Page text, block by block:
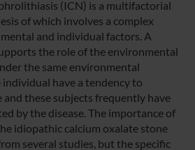
(ICN) is a multifactorial
of which involves a complex
and individual factors. A
the role of the environmental
the same environmental
have a tendency to
and these subjects frequently have
by the disease. The importance of
idiopathic calcium oxalate stone
several studies, but the specific